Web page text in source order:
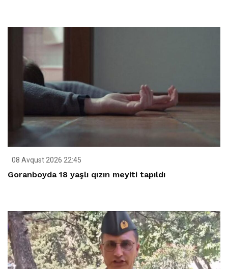
08 Avqust 2026 22:45
Goranboyda 18 yaşlı qızın meyiti tapıldı